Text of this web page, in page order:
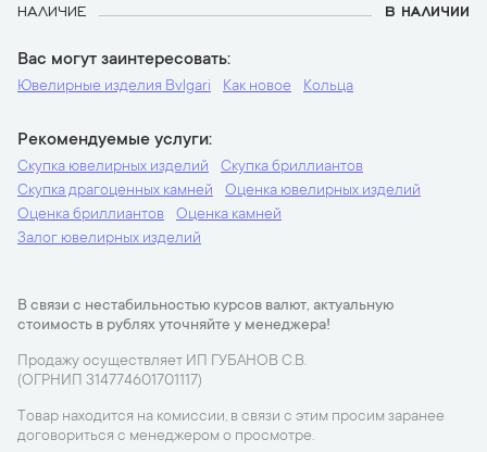
НАЛИЧИЕ
В НАЛИЧИИ
Вас могут заинтересовать
Ювелирные изделия Bvlgari Как новое Кольца
Рекомендуемые услуги
Скупка ювелирных изделий
Скупка бриллиантов
Скупка драгоценных камней
Оценка ювелирных изделий
Оценка бриллиантов
Оценка камней
Залог ювелирных изделий
В связи с нестабильностью курсов валют, актуальную
стоимость в рублях уточняйте у менеджера!
Продажу осуществляет ИП ГУБАНОВ С.В.
(ОГРНИП 314774601701117)
Товар находится на комиссии, в связи с этим просим заранее
договориться с менеджером о просмотре.